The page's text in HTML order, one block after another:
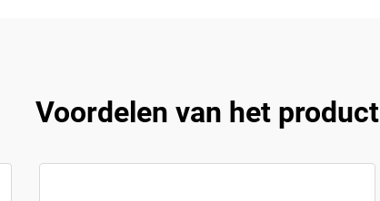
Voordelen van het product